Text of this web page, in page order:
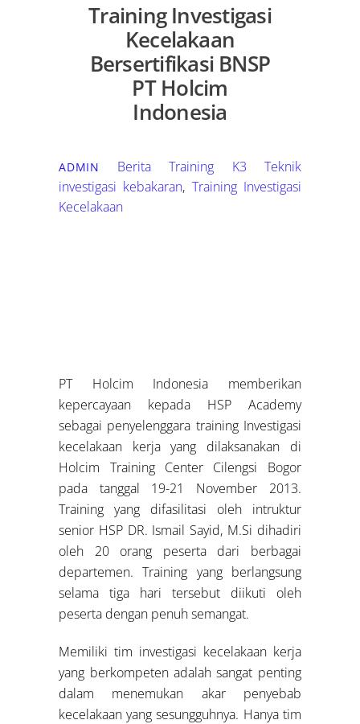
Training Investigasi
Kecelakaan
Bersertifikasi BNSP
PT Holcim
Indonesia
ADMIN Berita Training K3
Teknik
investigasi kebakaran, Training Investigasi
Kecelakaan
PT Holcim Indonesia memberikan
kepercayaan kepada HSP Academy
sebagai penyelenggara training Investigasi
kecelakaan kerja yang dilaksanakan di
Holcim Training Center Cilengsi Bogor
pada tanggal 19-21 November 2013.
Training yang difasilitasi oleh intruktur
senior HSP DR. Ismail Sayid, M.Si dihadiri
oleh 20 orang peserta dari berbagai
departemen. Training yang berlangsung
selama tiga hari tersebut diikuti oleh
peserta dengan penuh semangat.
Memiliki tim investigasi kecelakaan kerja
yang berkompeten adalah sangat penting
dalam menemukan akar penyebab
kecelakaan yang sesungguhnya. Hanya tim